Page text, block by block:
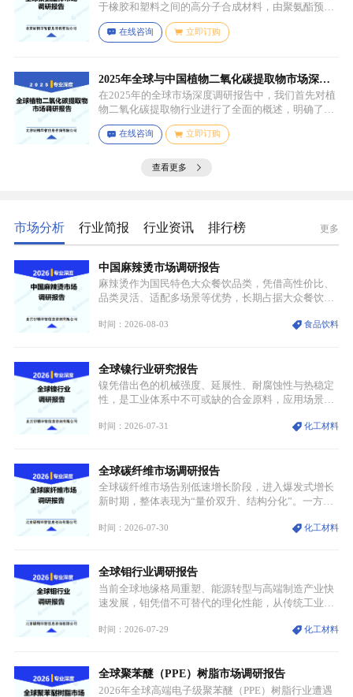
于橡胶和塑料之间的高分子合成材料，由聚氨酯预聚
体、扩链剂、低分子量多元醇、助剂等组成，其中，
预聚体是基础原料，决定了聚氨酯棒的基本性能，扩
如增塑剂、填充剂、着色剂、抗氧剂、光稳定剂、阻
燃剂等，可改善材料的加工性能、物理性能和化学性
能等。
在线咨询 立即订购
2025年全球与中国植物二氧化碳提取物市场深度
调研报告：行业趋势与投资前景分析
在2025年的全球市场深度调研报告中，我们首先对植
物二氧化碳提取物行业进行了全面的概述，明确了市
场细分与应用场景。通过对细分产品的定义与特点进
行深入分析，我们揭示了关键应用场景及其客群洞
在线咨询 立即订购
查看更多
市场分析 行业简报 行业资讯 排行榜 更多
中国麻辣烫市场调研报告
麻辣烫作为国民特色大众餐饮品类，凭借高性价比、
品类灵活、适配多场景等优势，长期占据大众餐饮重
型，叠加消费需求升级、线上流量变革、新零售业态
特点，在消费、创业、政策、技术多重驱动下，依旧
具备强劲的发展活力。
时间：2026-08-03 食品饮料
全球镍行业研究报告
镍凭借出色的机械强度、延展性、耐腐蚀性与热稳定
性，是工业体系中不可或缺的合金原料，应用场景横
用价值难以被替代。依托理化优势，镍被全球主要经
型为新能源核心战略矿产，全球产业形成“印尼掌控
资源与产能、中国主导消费与技术、工艺向低碳湿法
迭代、再生镍加速补位”的全新格局。
时间：2026-07-31 化工材料
全球碳纤维市场调研报告
全球碳纤维市场告别低速增长阶段，进入爆发式增长
新时期，整体表现为“量价双升、结构分化”。一方面
持续扩张；另一方面产品、需求、应用场景呈现明显
体规模扩张，高附加值领域与规模化工业应用形成两
大独立增长体系。
时间：2026-07-30 化工材料
全球钼行业调研报告
当前全球地缘格局重塑、能源转型与高端制造产业快
速发展，钼凭借不可替代的理化性能，从传统工业金
需格局重构、价值体系重估的新阶段。钼是典型难熔
贯穿传统工业、高端制造、军工、新能源等多个核心
产业，成为现代工业体系中不可或缺的基础材料。
时间：2026-07-29 化工材料
全球聚苯醚（PPE）树脂市场调研报告
2026年全球高端电子级聚苯醚（PPE）树脂行业遭遇